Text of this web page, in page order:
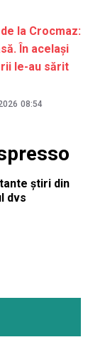
la Crocmaz:
În același
le-au sărit
08:54
știri din
dvs